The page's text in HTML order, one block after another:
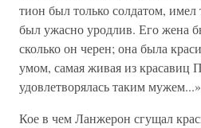
тион был только солдатом,
был ужасно уродлив. Его жена
сколько он черен; она была
умом, самая живая из красавиц
удовлетворялась таким мужем...»
Кое в чем Ланжерон сгущал